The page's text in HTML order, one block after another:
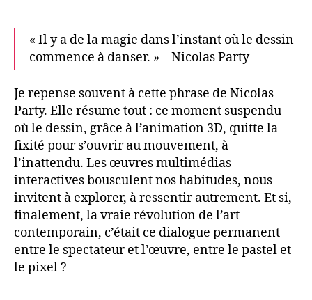
« Il y a de la magie dans l’instant où le dessin
commence à danser. » – Nicolas Party
Je repense souvent à cette phrase de Nicolas
Party. Elle résume tout : ce moment suspendu
où le dessin, grâce à l’animation 3D, quitte la
fixité pour s’ouvrir au mouvement, à
l’inattendu. Les œuvres multimédias
interactives bousculent nos habitudes, nous
invitent à explorer, à ressentir autrement. Et si,
finalement, la vraie révolution de l’art
contemporain, c’était ce dialogue permanent
entre le spectateur et l’œuvre, entre le pastel et
le pixel ?